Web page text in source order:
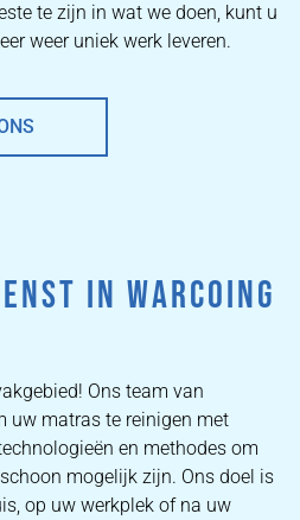
te zijn in wat we doen, kunt u
weer uniek werk leveren.
IN WARCOING
Ons team van
uw matras te reinigen met
en methodes om
mogelijk zijn. Ons doel is
op uw werkplek of na uw